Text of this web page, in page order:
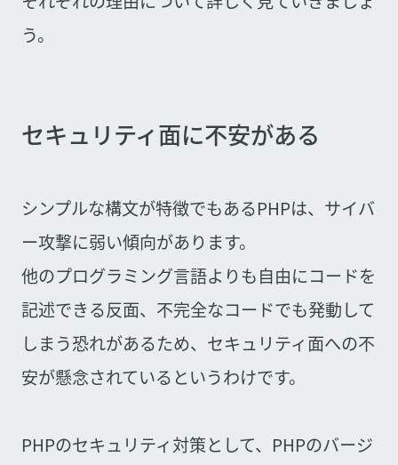
う。
セキュリティ面に不安がある
シンプルな構文が特徴でもあるPHPは、サイバ
ー攻撃に弱い傾向があります。
他のプログラミング言語よりも自由にコードを
記述できる反面、不完全なコードでも発動して
しまう恐れがあるため、セキュリティ面への不
安が懸念されているというわけです。
PHPのセキュリティ対策として、PHPのバージ